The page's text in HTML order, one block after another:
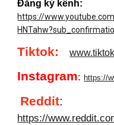
Đăng ký kênh:
https://
Tiktok:
Instagram: https://
Reddit:
https://